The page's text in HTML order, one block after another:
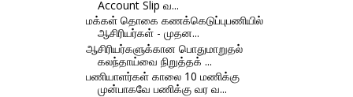
Account Slip வ...
மக்கள் தொகை கணக்கெடுப்புபணியில்
ஆசிரியர்கள் - முதன...
ஆசிரியர்களுக்கான பொதுமாறுதல்
கலந்தாய்வை நிறுத்தக் ...
பணியாளர்கள் காலை 10 மணிக்கு
முன்பாகவே பணிக்கு வர வ...